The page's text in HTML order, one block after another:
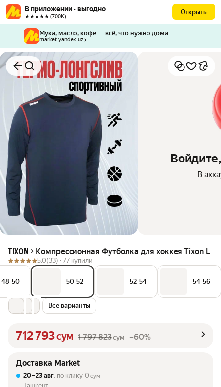
В приложении - выгодно
★★★★★ (700К)
Открыть
Мука, масло, кофе — всё, что нужно дома
market.yandex.uz
В
TIXON Компрессионная Футболка для хоккея Tixon L
5.0(33) · 77 купили
48-50 50-52 52-54 54-56
Все варианты
712 793сум 1 797 823сум –60%
Доставка Market
20 – 23 авг, по клику 0 сум
Ташкент